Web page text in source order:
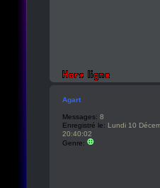
Agart
Messages: 8
Enregistré le: Lundi 10
20:40:02
Genre: